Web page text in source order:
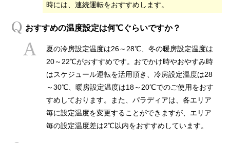
時には、連続運転をおすすめします。
おすすめの温度設定は何℃ぐらいですか？
夏の冷房設定温度は26～28℃、冬の暖房設定温度は
20～22℃がおすすめです。おでかけ時やおやすみ時
はスケジュール運転を活用頂き、冷房設定温度は28
～30℃、暖房設定温度は18～20℃でのご使用をおす
すめしております。また、パラディアは、各エリア
毎に設定温度を変更することができますが、エリア
毎の設定温度差は2℃以内をおすすめしています。